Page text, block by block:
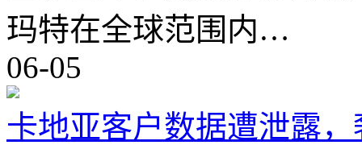
玛特在全球范围内…
06-05
卡地亚客户数据遭泄露